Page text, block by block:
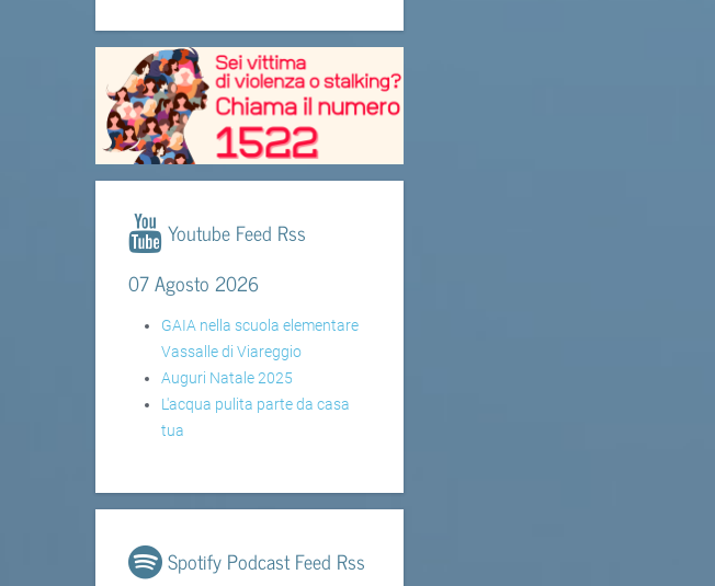
Youtube Feed Rss
07 Agosto 2026
GAIA nella scuola elementare
Vassalle di Viareggio
Auguri Natale 2025
L'acqua pulita parte da casa
tua
Spotify Podcast Feed Rss